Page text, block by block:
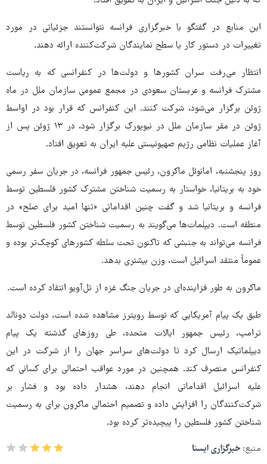
این منابع در گفتگو با خبرگزاری فرانسه نتوانستند جزئیاتی در مورد
تغییرات در دستور کار یا سطح نمایندگان شرکت‌کننده ارائه دهند.
انتظار می‌رفت سران کشورها و دولت‌ها در کنفرانسی که به ریاست
مشترک فرانسه و عربستان سعودی در مجمع عمومی سازمان ملل در ماه
ژوئن برگزار می‌شود، شرکت کنند. این کنفرانس که قرار بود در اواسط
ژوئن در مقر سازمان ملل در نیویورک برگزار شود، در ۱۳ ژوئن پس از
آغاز عملیات نظامی رژیم صهیونیستی علیه ایران به تعویق افتاد.
روز پنجشنبه، امانوئل ماکرون، رئیس جمهور فرانسه، در جریان سفر رسمی
خود به بریتانیا، خواستار به رسمیت شناختن مشترک کشور فلسطین توسط
فرانسه و بریتانیا شد و گفت چنین اقداماتی «تنها امید برای صلح» در
منطقه است. دیپلمات‌ها می‌گویند به رسمیت شناختن کشور فلسطین توسط
فرانسه می‌تواند به جنبشی که تاکنون تحت سلطه کشورهای کوچک‌تر بوده و
عموماً منتقد اسرائیل است، وزن بیشتری بدهد.
ماکرون به طور فزاینده‌ای در جریان جنگ غزه از تل‌آویو انتقاد کرده است.
طبق یک پیام آمریکایی که توسط رویترز مشاهده شده است، دولت دونالد
ترامپ، رئیس جمهور ایالات متحده، طی روزهای گذشته یک پیام
دیپلماتیک ارسال کرد تا دولت‌های سراسر جهان را از شرکت در این
کنفرانس منصرف کند. همچنین در مورد عواقب احتمالی برای کسانی که
علیه اسرائیل اقداماتی انجام دهند، هشدار داده بود و فشار بر
شرکت‌کنندگان را افزایش داده و تصمیم احتمالی ماکرون برای به رسمیت
شناختن کشور فلسطین را پیچیده‌تر کرده بود.
منبع: خبرگزاری ایسنا